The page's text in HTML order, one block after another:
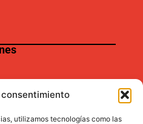
utilizamos tecnologías como las